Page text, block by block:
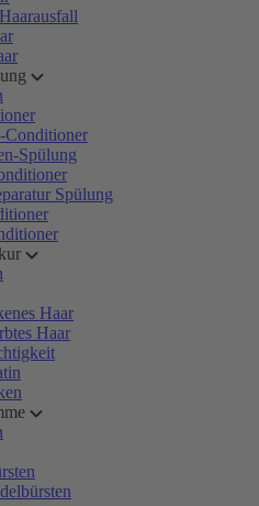
Conditioner
Spülung
Spülung
Haar
Haar